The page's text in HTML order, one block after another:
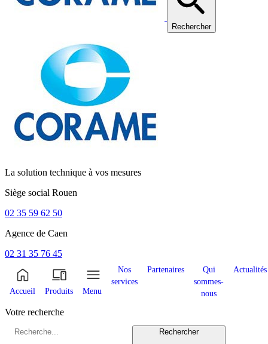
Rechercher
La solution technique à vos mesures
Siège social Rouen
02 35 59 62 50
Agence de Caen
02 31 35 76 45
Accueil Produits Menu
Nos
services
Partenaires
Qui
sommes-
nous
Actualités
Votre recherche
Rechercher